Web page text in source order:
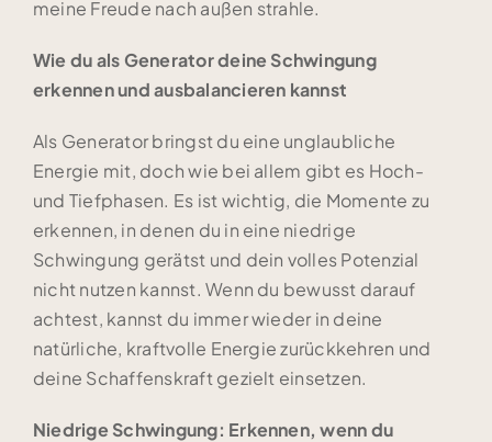
meine Freude nach außen strahle.
Wie du als Generator deine Schwingung
erkennen und ausbalancieren kannst
Als Generator bringst du eine unglaubliche
Energie mit, doch wie bei allem gibt es Hoch-
und Tiefphasen. Es ist wichtig, die Momente zu
erkennen, in denen du in eine niedrige
Schwingung gerätst und dein volles Potenzial
nicht nutzen kannst. Wenn du bewusst darauf
achtest, kannst du immer wieder in deine
natürliche, kraftvolle Energie zurückkehren und
deine Schaffenskraft gezielt einsetzen.
Niedrige Schwingung: Erkennen, wenn du